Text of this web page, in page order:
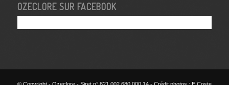
OZECLORE SUR FACEBOOK